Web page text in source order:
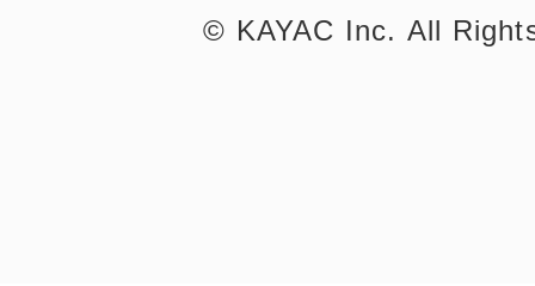
©︎ KAYAC Inc. All